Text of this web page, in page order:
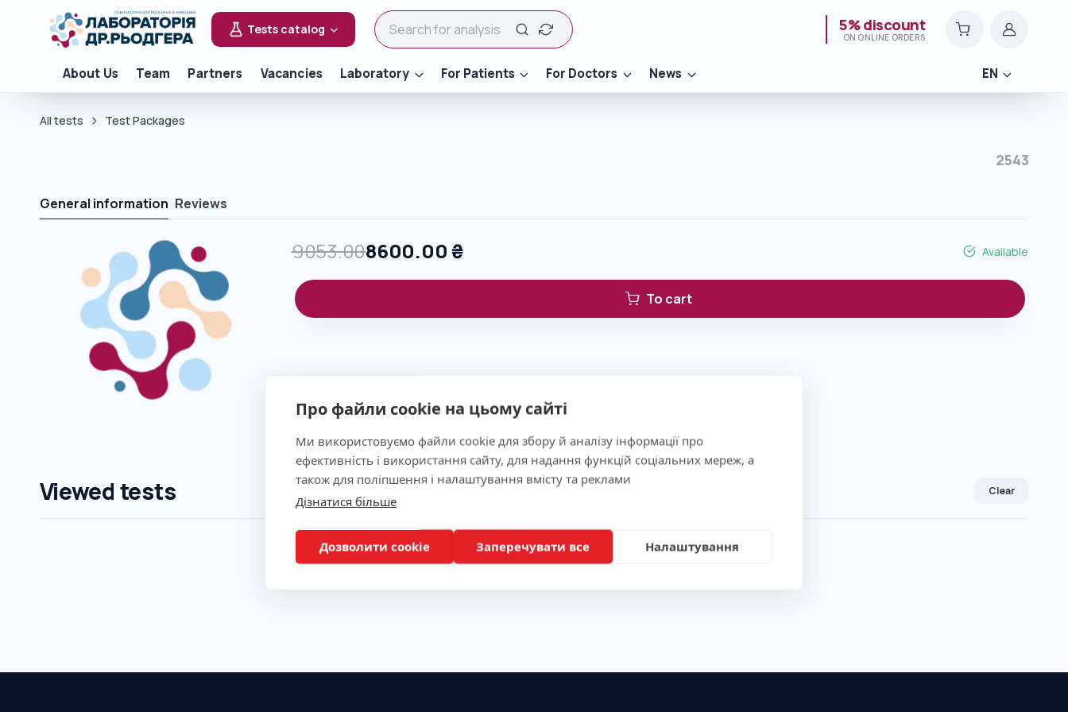
Про файли cookie на цьому сайті
Ми використовуємо файли cookie для збору й аналізу інформації про
ефективність і використання сайту, для надання функцій соціальних мереж, а
також для поліпшення і налаштування вмісту та реклами
Дізнатися більше
Дозволити cookie Заперечувати все Налаштування
Tests catalog 5% discount
ON ONLINE ORDERS
About Us Team Partners Vacancies Laboratory For Patients For Doctors News EN
All tests Test Packages
2543
General information Reviews
9053.008600.00 ₴ Available
To cart
Viewed tests Clear